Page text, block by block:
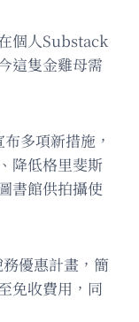
個人Substack
這隻金雞母需
多項新措施，
降低格里斐斯
書館供拍攝使
優惠計畫，簡
免收費用，同